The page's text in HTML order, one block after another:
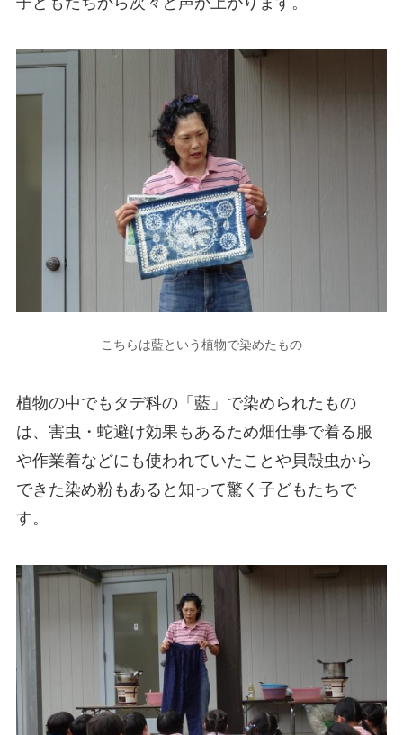
こちらは藍という植物で染めたもの
植物の中でもタデ科の「藍」で染められたもの
は、害虫・蛇避け効果もあるため畑仕事で着る服
や作業着などにも使われていたことや貝殻虫から
できた染め粉もあると知って驚く子どもたちで
す。